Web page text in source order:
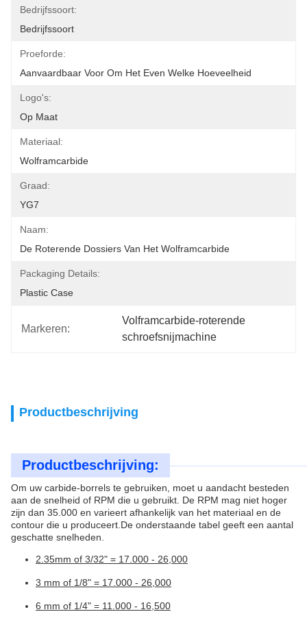
Bedrijfssoort:
Bedrijfssoort
Proeforde:
Aanvaardbaar Voor Om Het Even Welke Hoeveelheid
Logo's:
Op Maat
Materiaal:
Wolframcarbide
Graad:
YG7
Naam:
De Roterende Dossiers Van Het Wolframcarbide
Packaging Details:
Plastic Case
Markeren:
Volframcarbide-roterende
schroefsnijmachine
Productbeschrijving
Productbeschrijving:
Om uw carbide-borrels te gebruiken, moet u aandacht besteden
aan de snelheid of RPM die u gebruikt. De RPM mag niet hoger
zijn dan 35.000 en varieert afhankelijk van het materiaal en de
contour die u produceert.De onderstaande tabel geeft een aantal
geschatte snelheden.
2.35mm of 3/32" = 17.000 - 26,000
3 mm of 1/8" = 17.000 - 26,000
6 mm of 1/4" = 11.000 - 16,500